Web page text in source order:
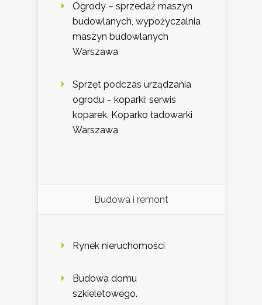
Ogrody – sprzedaż maszyn
budowlanych, wypożyczalnia
maszyn budowlanych
Warszawa
Sprzęt podczas urządzania
ogrodu – koparki: serwis
koparek. Koparko ładowarki
Warszawa
Budowa i remont
Rynek nieruchomości
Budowa domu
szkieletowego.